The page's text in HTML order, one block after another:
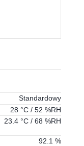
Standardowy
28 °C / 52 %RH
23.4 °C / 68 %RH
92.1 %